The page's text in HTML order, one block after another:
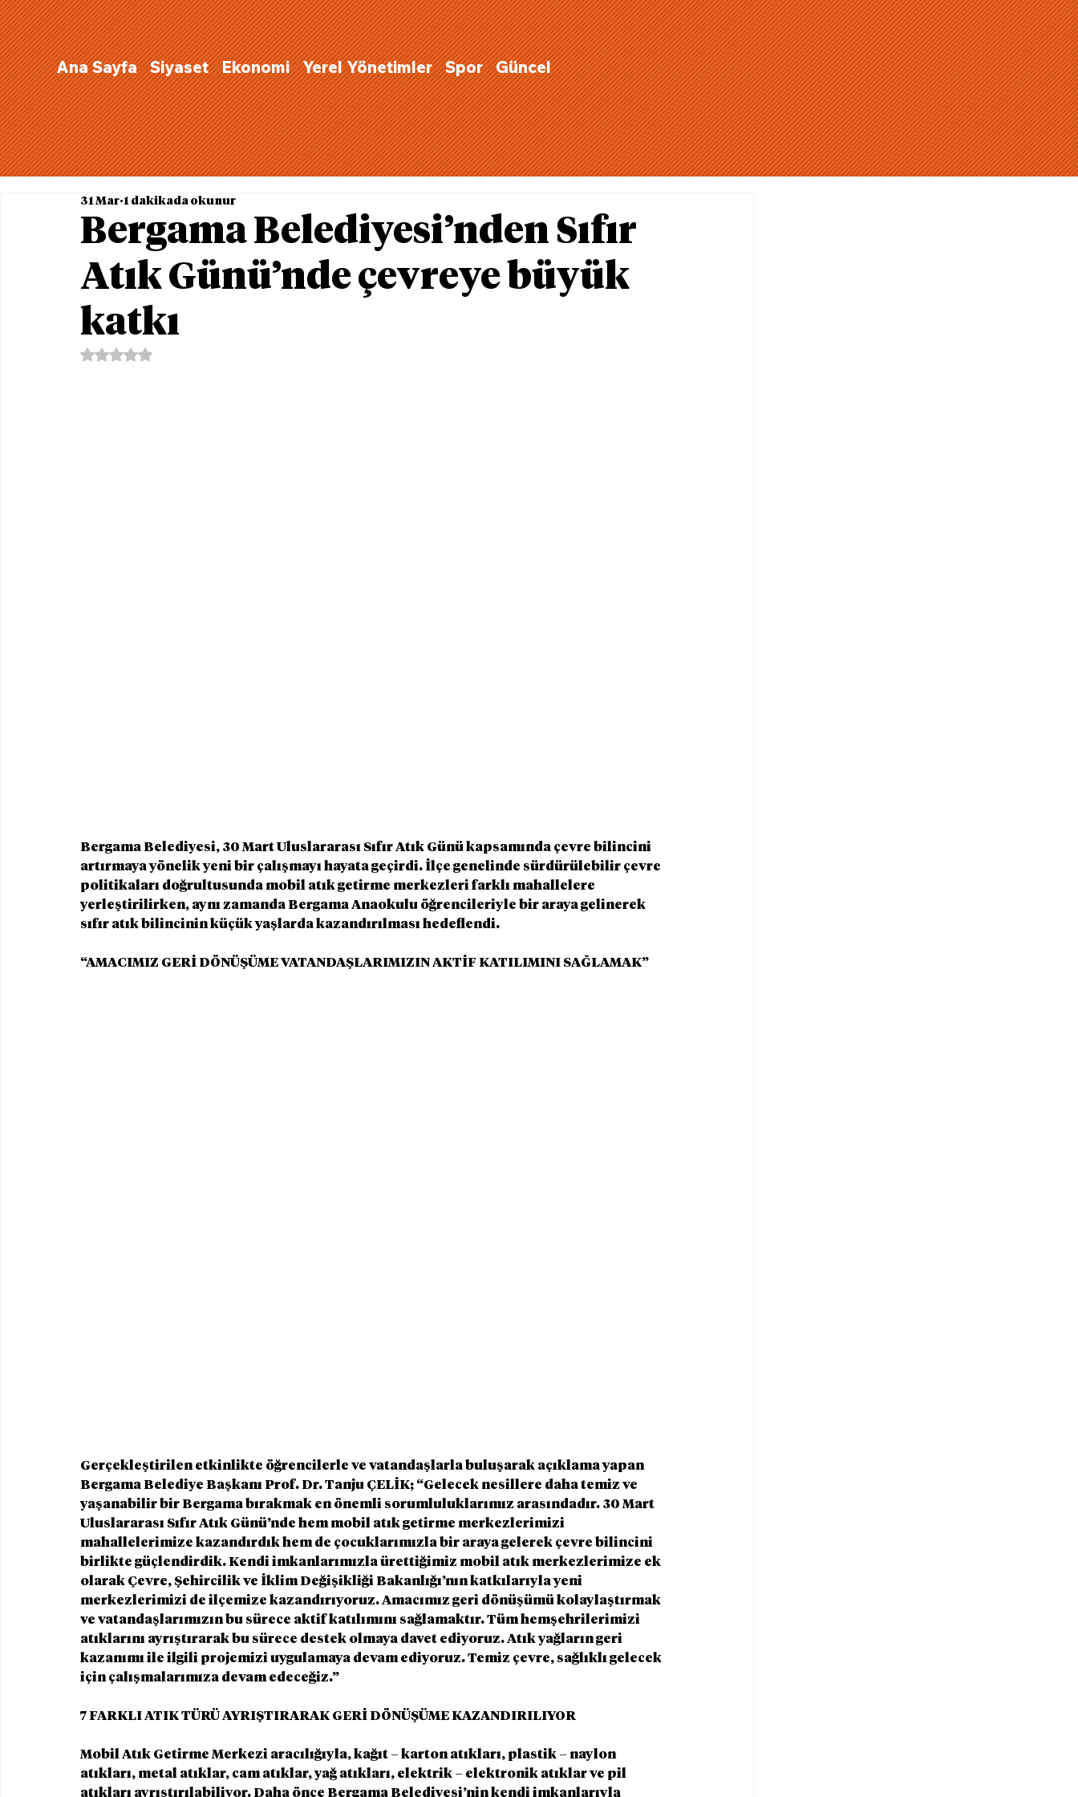
Ana Sayfa Siyaset Ekonomi Yerel Yönetimler Spor Güncel
Bergama Belediyesi’nden Sıfır
Atık Günü’nde çevreye büyük
katkı
31 Mar 1 dakikada okunur
5 üzerinden NaN yıldız
Bergama Belediyesi, 30 Mart Uluslararası Sıfır Atık Günü kapsamında çevre bilincini
artırmaya yönelik yeni bir çalışmayı hayata geçirdi. İlçe genelinde sürdürülebilir çevre
politikaları doğrultusunda mobil atık getirme merkezleri farklı mahallelere
yerleştirilirken, aynı zamanda Bergama Anaokulu öğrencileriyle bir araya gelinerek
sıfır atık bilincinin küçük yaşlarda kazandırılması hedeflendi.
“AMACIMIZ GERİ DÖNÜŞÜME VATANDAŞLARIMIZIN AKTİF KATILIMINI SAĞLAMAK”
Gerçekleştirilen etkinlikte öğrencilerle ve vatandaşlarla buluşarak açıklama yapan
Bergama Belediye Başkanı Prof. Dr. Tanju ÇELİK; “Gelecek nesillere daha temiz ve
yaşanabilir bir Bergama bırakmak en önemli sorumluluklarımız arasındadır. 30 Mart
Uluslararası Sıfır Atık Günü’nde hem mobil atık getirme merkezlerimizi
mahallelerimize kazandırdık hem de çocuklarımızla bir araya gelerek çevre bilincini
birlikte güçlendirdik. Kendi imkanlarımızla ürettiğimiz mobil atık merkezlerimize ek
olarak Çevre, Şehircilik ve İklim Değişikliği Bakanlığı’nın katkılarıyla yeni
merkezlerimizi de ilçemize kazandırıyoruz. Amacımız geri dönüşümü kolaylaştırmak
ve vatandaşlarımızın bu sürece aktif katılımını sağlamaktır. Tüm hemşehrilerimizi
atıklarını ayrıştırarak bu sürece destek olmaya davet ediyoruz. Atık yağların geri
kazanımı ile ilgili projemizi uygulamaya devam ediyoruz. Temiz çevre, sağlıklı gelecek
için çalışmalarımıza devam edeceğiz.”
7 FARKLI ATIK TÜRÜ AYRIŞTIRARAK GERİ DÖNÜŞÜME KAZANDIRILIYOR
Mobil Atık Getirme Merkezi aracılığıyla, kağıt – karton atıkları, plastik – naylon
atıkları, metal atıklar, cam atıklar, yağ atıkları, elektrik – elektronik atıklar ve pil
atıkları ayrıştırılabiliyor. Daha önce Bergama Belediyesi’nin kendi imkanlarıyla